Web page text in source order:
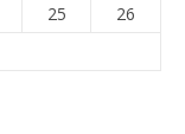
25
26